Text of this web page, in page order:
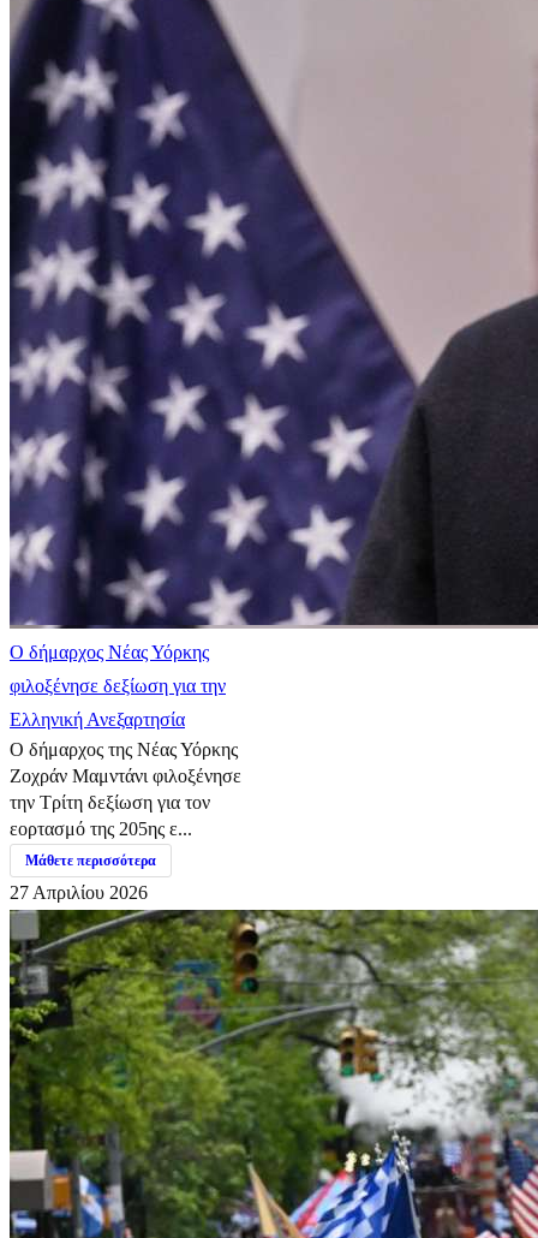
Ο δήμαρχος Νέας Υόρκης
φιλοξένησε δεξίωση για την
Ελληνική Ανεξαρτησία
Ο δήμαρχος της Νέας Υόρκης
Ζοχράν Μαμντάνι φιλοξένησε
την Τρίτη δεξίωση για τον
εορτασμό της 205ης ε...
Μάθετε περισσότερα
27 Απριλίου 2026